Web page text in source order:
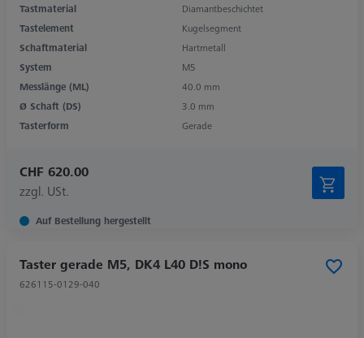
Tastmaterial
Diamantbeschichtet
Tastelement
Kugelsegment
Schaftmaterial
Hartmetall
System
M5
Messlänge (ML)
40.0 mm
Ø Schaft (DS)
3.0 mm
Tasterform
Gerade
CHF 620.00
zzgl. USt.
Auf Bestellung hergestellt
Taster gerade M5, DK4 L40 D!S mono
626115-0129-040